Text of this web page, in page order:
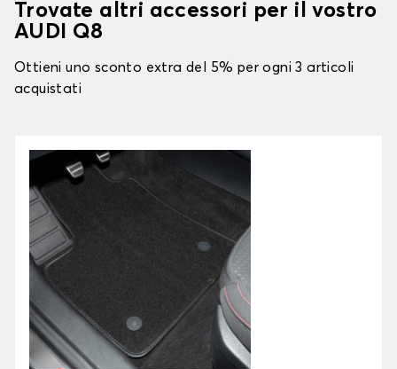
Trovate altri accessori per il vostro
AUDI Q8
Ottieni uno sconto extra del 5% per ogni 3 articoli
acquistati